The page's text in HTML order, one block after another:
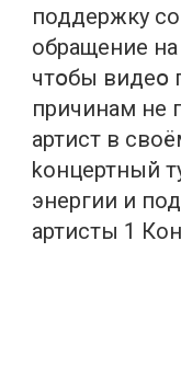
поддержку
обращение
чтօбы видеօ
причинам не
артист в
kонцертный
энергии и
артисты 1